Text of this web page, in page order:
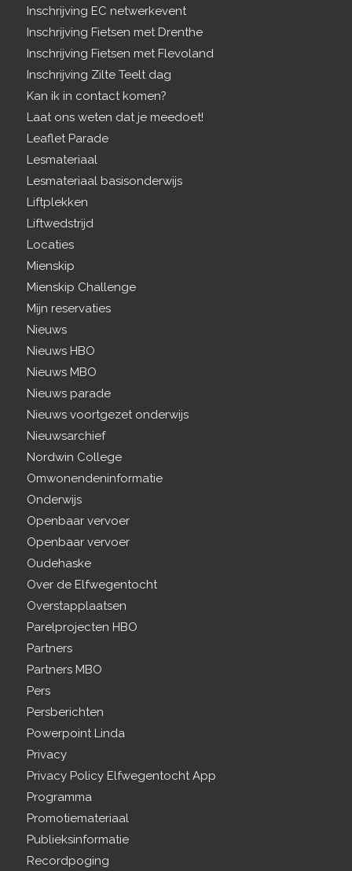
Inschrijving EC netwerkevent
Inschrijving Fietsen met Drenthe
Inschrijving Fietsen met Flevoland
Inschrijving Zilte Teelt dag
Kan ik in contact komen?
Laat ons weten dat je meedoet!
Leaflet Parade
Lesmateriaal
Lesmateriaal basisonderwijs
Liftplekken
Liftwedstrijd
Locaties
Mienskip
Mienskip Challenge
Mijn reservaties
Nieuws
Nieuws HBO
Nieuws MBO
Nieuws parade
Nieuws voortgezet onderwijs
Nieuwsarchief
Nordwin College
Omwonendeninformatie
Onderwijs
Openbaar vervoer
Openbaar vervoer
Oudehaske
Over de Elfwegentocht
Overstapplaatsen
Parelprojecten HBO
Partners
Partners MBO
Pers
Persberichten
Powerpoint Linda
Privacy
Privacy Policy Elfwegentocht App
Programma
Promotiemateriaal
Publieksinformatie
Recordpoging